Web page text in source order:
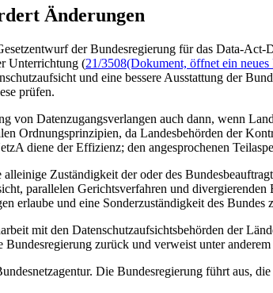
Änderungen
der Bundesregierung für das Data-Act-
Unterrichtung (21/3508(Dokument, öffnet ein neues
und eine bessere Ausstattung der
prüfen.
Datenzugangsverlangen auch dann, wenn
Ordnungsprinzipien, da Landesbehörden der
diene der Effizienz; den angesprochenen
Zuständigkeit der oder des
parallelen Gerichtsverfahren und
erlaube und eine Sonderzuständigkeit des
mit den Datenschutzaufsichtsbehörden der
zurück und verweist unter
Die Bundesregierung führt aus,